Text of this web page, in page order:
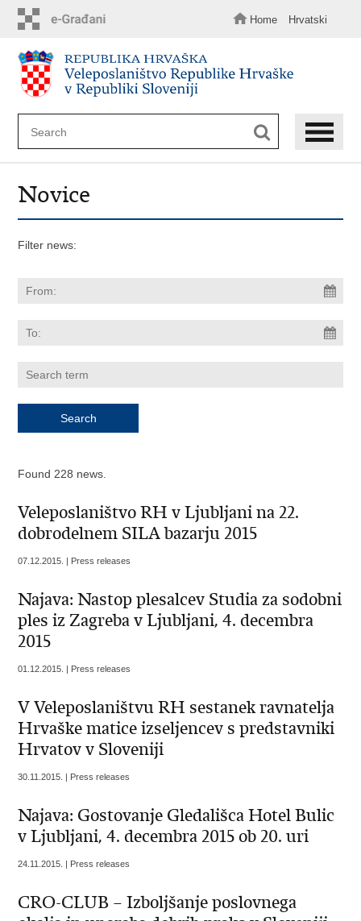
content
Home Hrvatski
Novice
Filter news:
Found 228 news.
Veleposlaništvo RH v Ljubljani na 22.
dobrodelnem SILA bazarju 2015
07.12.2015. | Press releases
Najava: Nastop plesalcev Studia za sodobni
ples iz Zagreba v Ljubljani, 4. decembra
2015
01.12.2015. | Press releases
V Veleposlaništvu RH sestanek ravnatelja
Hrvaške matice izseljencev s predstavniki
Hrvatov v Sloveniji
30.11.2015. | Press releases
Najava: Gostovanje Gledališca Hotel Bulic
v Ljubljani, 4. decembra 2015 ob 20. uri
24.11.2015. | Press releases
CRO-CLUB – Izboljšanje poslovnega